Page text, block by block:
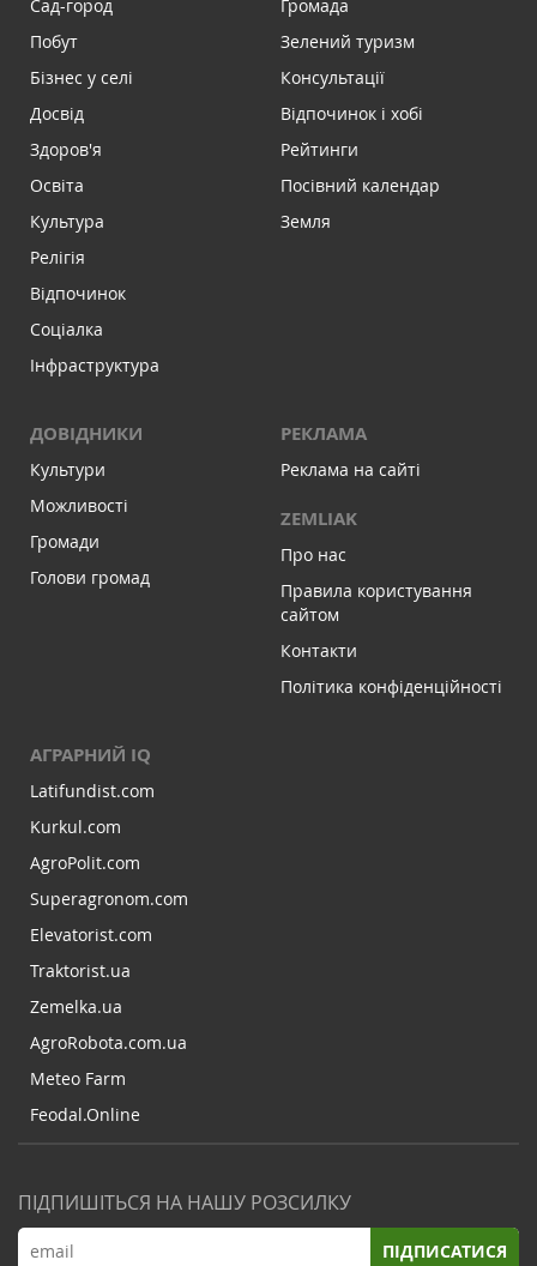
Сад-город
Побут
Бізнес у селі
Досвід
Здоров'я
Освіта
Культура
Релігія
Відпочинок
Соціалка
Інфраструктура
Громада
Зелений туризм
Консультації
Відпочинок і хобі
Рейтинги
Посівний календар
Земля
ДОВІДНИКИ
Культури
Можливості
Громади
Голови громад
РЕКЛАМА
Реклама на сайті
ZEMLIAK
Про нас
Правила користування
сайтом
Контакти
Політика конфіденційності
АГРАРНИЙ IQ
Latifundist.com
Kurkul.com
AgroPolit.com
Superagronom.com
Elevatorist.com
Traktorist.ua
Zemelka.ua
AgroRobota.com.ua
Meteo Farm
Feodal.Online
ПІДПИШІТЬСЯ НА НАШУ РОЗСИЛКУ
ПІДПИСАТИСЯ